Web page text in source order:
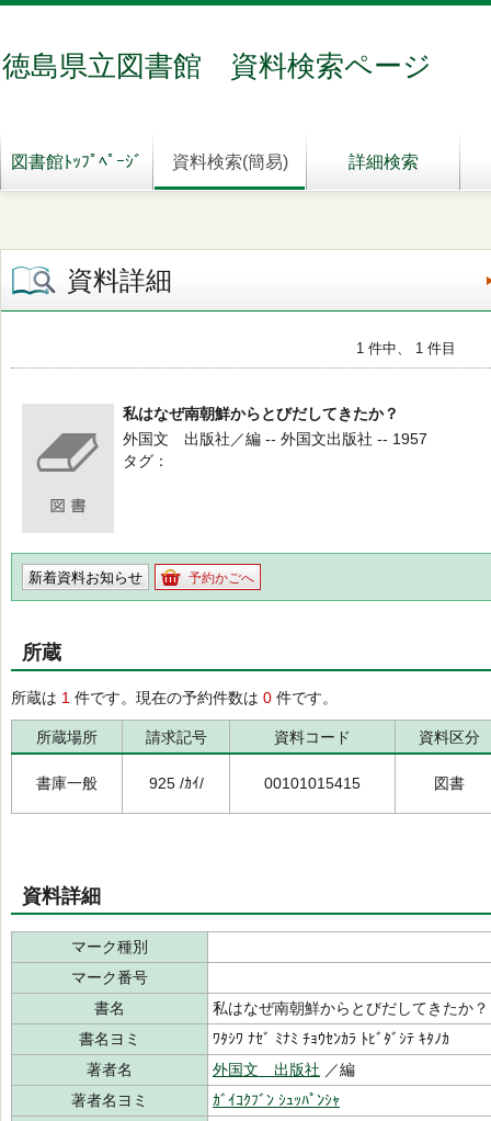
徳島県立図書館 資料検索ページ
図書館ﾄｯﾌﾟﾍﾟｰｼﾞ 資料検索(簡易) 詳細検索
資料詳細
1 件中、 1 件目
私はなぜ南朝鮮からとびだしてきたか？
外国文 出版社／編 -- 外国文出版社 -- 1957
タグ
新着資料お知らせ 予約かごへ
所蔵
所蔵は 1 件です。現在の予約件数は 0 件です。
所蔵場所 請求記号 資料コード 資料区分
書庫一般 925 /ｶｲ/ 00101015415 図書
資料詳細
マーク種別
マーク番号
書名
私はなぜ南朝鮮からとびだしてきたか？
書名ヨミ
ﾜﾀｼﾜ ﾅｾﾞ ﾐﾅﾐ ﾁｮｳｾﾝｶﾗ ﾄﾋﾞﾀﾞｼﾃ ｷﾀﾉｶ
著者名
外国文 出版社 ／編
著者名ヨミ
ｶﾞｲｺｸﾌﾞﾝ ｼｭｯﾊﾟﾝｼｬ